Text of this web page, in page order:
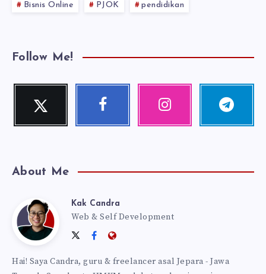
Bisnis Online PJOK pendidikan
Follow Me!
Twitter
Follow
Facebook Instagram Telegram
Follow
About Me
Kak
Candra
Kak Candra
Web & Self Development
Follow
on
FollowWebsite:
Hai! Saya Candra, guru & freelancer asal Jepara - Jawa